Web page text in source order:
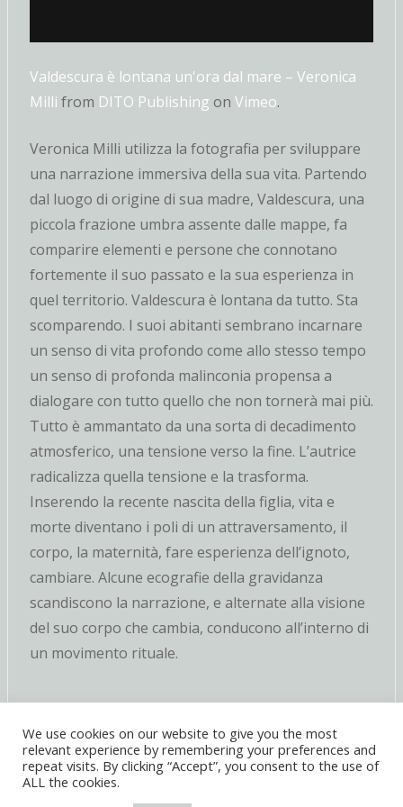
Valdescura è lontana un'ora dal mare – Veronica
Milli from DITO Publishing on Vimeo.
Veronica Milli utilizza la fotografia per sviluppare
una narrazione immersiva della sua vita. Partendo
dal luogo di origine di sua madre, Valdescura, una
piccola frazione umbra assente dalle mappe, fa
comparire elementi e persone che connotano
fortemente il suo passato e la sua esperienza in
quel territorio. Valdescura è lontana da tutto. Sta
scomparendo. I suoi abitanti sembrano incarnare
un senso di vita profondo come allo stesso tempo
un senso di profonda malinconia propensa a
dialogare con tutto quello che non tornerà mai più.
Tutto è ammantato da una sorta di decadimento
atmosferico, una tensione verso la fine. L’autrice
radicalizza quella tensione e la trasforma.
Inserendo la recente nascita della figlia, vita e
morte diventano i poli di un attraversamento, il
corpo, la maternità, fare esperienza dell’ignoto,
cambiare. Alcune ecografie della gravidanza
scandiscono la narrazione, e alternate alla visione
del suo corpo che cambia, conducono all’interno di
un movimento rituale.
We use cookies on our website to give you the most
relevant experience by remembering your preferences and
repeat visits. By clicking “Accept”, you consent to the use of
ALL the cookies.